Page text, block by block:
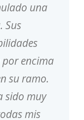
una
Sus
encima
su ramo.
sido muy
mis